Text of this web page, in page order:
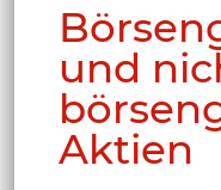
und
Aktien